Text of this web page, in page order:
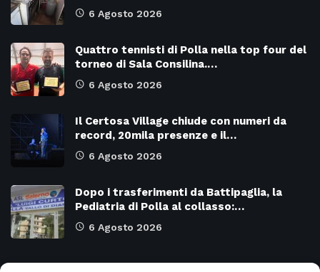
6 Agosto 2026
Quattro tennisti di Polla nella top four del
torneo di Sala Consilina.…
6 Agosto 2026
Il Certosa Village chiude con numeri da
record, 20mila presenze e il…
6 Agosto 2026
Dopo i trasferimenti da Battipaglia, la
Pediatria di Polla al collasso:…
6 Agosto 2026